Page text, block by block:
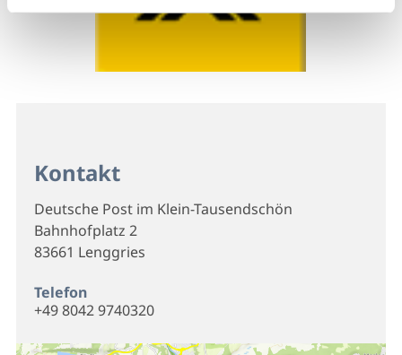
Kontakt
Deutsche Post im Klein-Tausendschön
Bahnhofplatz 2
83661 Lenggries
Telefon
+49 8042 9740320